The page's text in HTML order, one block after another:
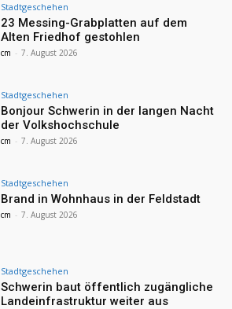
Stadtgeschehen
23 Messing-Grabplatten auf dem
Alten Friedhof gestohlen
cm - 7. August 2026
Stadtgeschehen
Bonjour Schwerin in der langen Nacht
der Volkshochschule
cm - 7. August 2026
Stadtgeschehen
Brand in Wohnhaus in der Feldstadt
cm - 7. August 2026
Stadtgeschehen
Schwerin baut öffentlich zugängliche
Landeinfrastruktur weiter aus